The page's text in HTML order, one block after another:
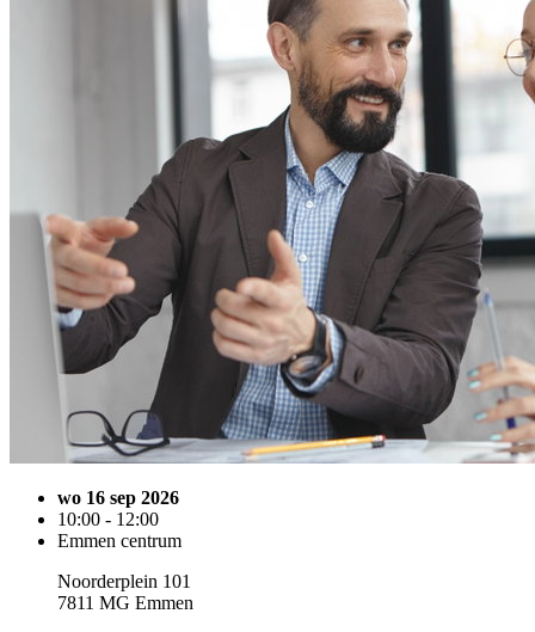
wo 16 sep 2026
10:00 - 12:00
Emmen centrum
Noorderplein 101
7811 MG Emmen